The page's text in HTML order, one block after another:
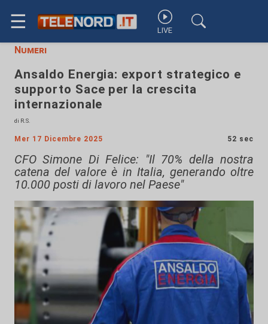
☰ LIVE
Numeri
Ansaldo Energia: export strategico e
supporto Sace per la crescita
internazionale
di R.S.
Mer 17 Dicembre 2025 52 sec
CFO Simone Di Felice: "Il 70% della nostra
catena del valore è in Italia, generando oltre
10.000 posti di lavoro nel Paese"